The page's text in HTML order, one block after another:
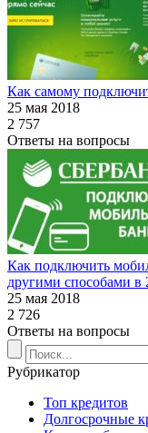
Как самому
25 мая 2018
2 757
Ответы на вопросы
Как подключить
другими способами в
25 мая 2018
2 726
Ответы на вопросы
Рубрикатор
Топ кредитов
Долгосрочные